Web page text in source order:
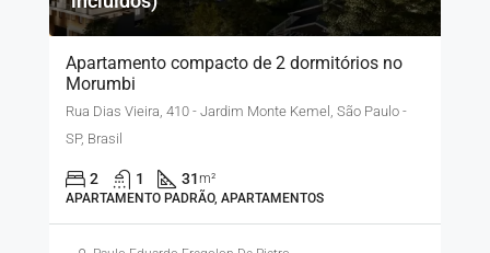
Apartamento compacto de 2 dormitórios no
Morumbi
Rua Dias Vieira, 410 - Jardim Monte Kemel, São Paulo -
SP, Brasil
2 1 31m²
APARTAMENTO PADRÃO, APARTAMENTOS